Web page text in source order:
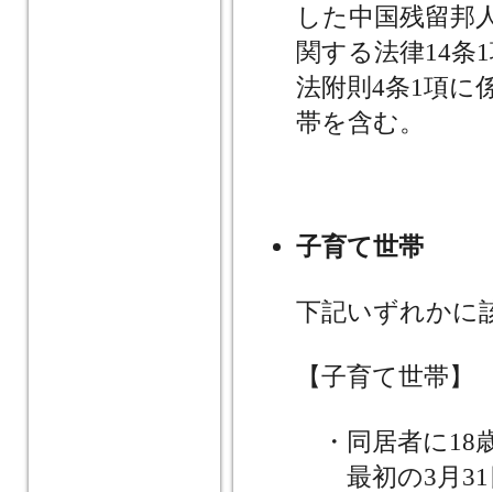
した中国残留邦
関する法律14条
法附則4条1項に
帯を含む。
子育て世帯
下記いずれかに
【子育て世帯】
・同居者に18
最初の3月31